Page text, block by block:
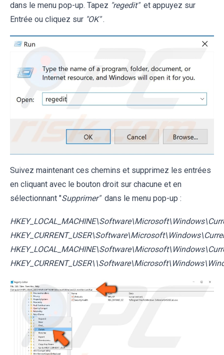
dans le menu pop-up. Tapez "regedit" et appuyez sur
Entrée ou cliquez sur "OK" .
Suivez maintenant ces chemins et supprimez les entrées
en cliquant avec le bouton droit sur chacune et en
sélectionnant "Supprimer" dans le menu pop-up :